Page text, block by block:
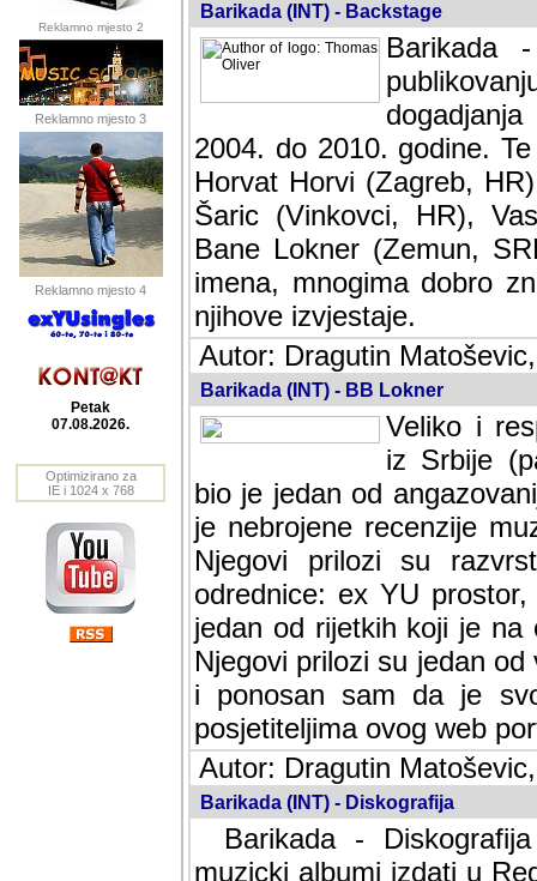
Reklamno mjesto 2
Reklamno mjesto 3
Reklamno mjesto 4
Petak
07.08.2026.
Optimizirano za
IE i 1024 x 768
Barikada (INT) - Backstage
Barikada
2004. do 2010. godine.
Horvat Horvi (Zagreb,
Šaric (Vinkovci, HR),
Bane Lokner (Zemun,
imena, mnogima dobro
njihove izvjestaje.
Autor: Dragutin
Barikada (INT) - BB Lokner
Veliko i
Srbije (pa i
jedan od angazovanijih
nebrojene recenzije
Njegovi prilozi su
odrednice: ex YU
jedan od rijetkih koji je
Njegovi prilozi su jedan
i ponosan sam da je
posjetiteljima ovog web
Autor: Dragutin
Barikada (INT) - Diskografija
Barikada -
muzicki albumi izdati u